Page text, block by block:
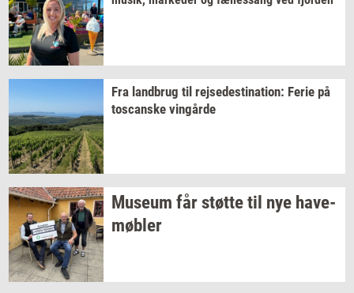
Fra land­brug til rej­se­desti­na­tion: Ferie på
toscan­ske vin­går­de
Mu­se­um fårstøt­tetil nye ha­ve­
møb­ler